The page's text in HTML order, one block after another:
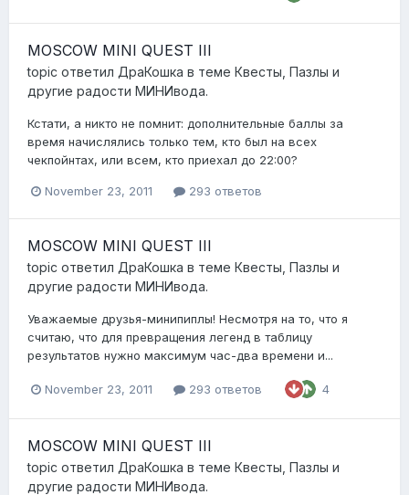
MOSCOW MINI QUEST III
topic ответил ДраКошка в теме Квесты, Пазлы и
другие радости МИНИвода.
Кстати, а никто не помнит: дополнительные баллы за
время начислялись только тем, кто был на всех
чекпойнтах, или всем, кто приехал до 22:00?
November 23, 2011 293 ответов
MOSCOW MINI QUEST III
topic ответил ДраКошка в теме Квесты, Пазлы и
другие радости МИНИвода.
Уважаемые друзья-минипиплы! Несмотря на то, что я
считаю, что для превращения легенд в таблицу
результатов нужно максимум час-два времени и...
November 23, 2011 293 ответов 4
MOSCOW MINI QUEST III
topic ответил ДраКошка в теме Квесты, Пазлы и
другие радости МИНИвода.